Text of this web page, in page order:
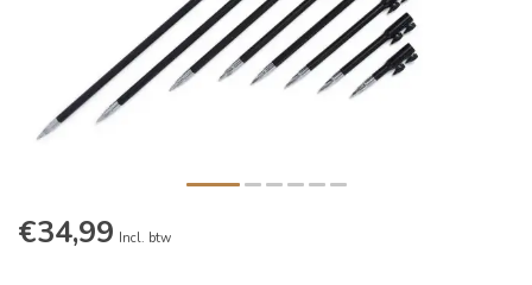
€34,99 Incl. btw